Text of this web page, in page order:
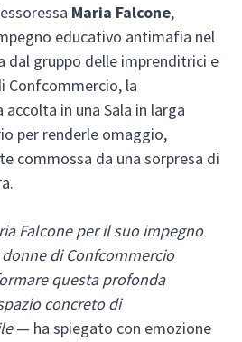
Maria Falcone,
educativo antimafia nel
dal gruppo delle imprenditrici e
Confcommercio, la
in una Sala in larga
per renderle omaggio,
commossa da una sorpresa di
Falcone per il suo impegno
di Confcommercio
questa profonda
concreto di
— ha spiegato con emozione